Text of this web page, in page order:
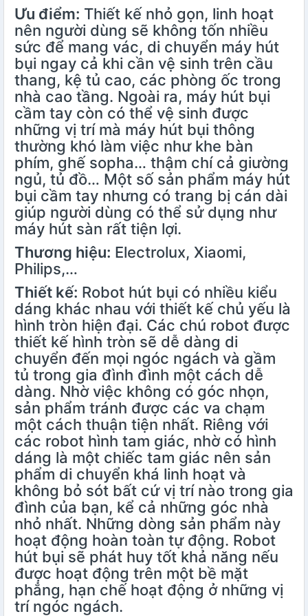
Ưu điểm: Thiết kế nhỏ gọn, linh hoạt
nên người dùng sẽ không tốn nhiều
sức để mang vác, di chuyển máy hút
bụi ngay cả khi cần vệ sinh trên cầu
thang, kệ tủ cao, các phòng ốc trong
nhà cao tầng. Ngoài ra, máy hút bụi
cầm tay còn có thể vệ sinh được
những vị trí mà máy hút bụi thông
thường khó làm việc như khe bàn
phím, ghế sopha… thậm chí cả giường
ngủ, tủ đồ… Một số sản phẩm máy hút
bụi cầm tay nhưng có trang bị cán dài
giúp người dùng có thể sử dụng như
máy hút sàn rất tiện lợi.
Thương hiệu: Electrolux, Xiaomi,
Philips,…
Thiết kế: Robot hút bụi có nhiều kiểu
dáng khác nhau với thiết kế chủ yếu là
hình tròn hiện đại. Các chú robot được
thiết kế hình tròn sẽ dễ dàng di
chuyển đến mọi ngóc ngách và gầm
tủ trong gia đình đình một cách dễ
dàng. Nhờ việc không có góc nhọn,
sản phẩm tránh được các va chạm
một cách thuận tiện nhất. Riêng với
các robot hình tam giác, nhờ có hình
dáng là một chiếc tam giác nên sản
phẩm di chuyển khá linh hoạt và
không bỏ sót bất cứ vị trí nào trong gia
đình của bạn, kể cả những góc nhà
nhỏ nhất. Những dòng sản phẩm này
hoạt động hoàn toàn tự động. Robot
hút bụi sẽ phát huy tốt khả năng nếu
được hoạt động trên một bề mặt
phẳng, hạn chế hoạt động ở những vị
trí ngóc ngách.